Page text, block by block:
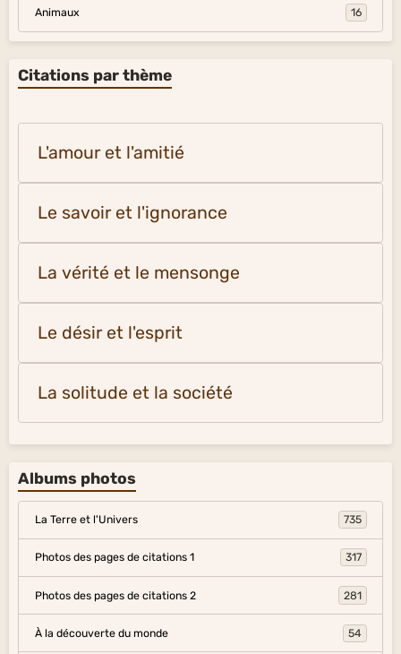
Animaux 16
Citations par thème
L'amour et l'amitié
Le savoir et l'ignorance
La vérité et le mensonge
Le désir et l'esprit
La solitude et la société
Albums photos
La Terre et l'Univers 735
Photos des pages de citations 1 317
Photos des pages de citations 2 281
À la découverte du monde 54